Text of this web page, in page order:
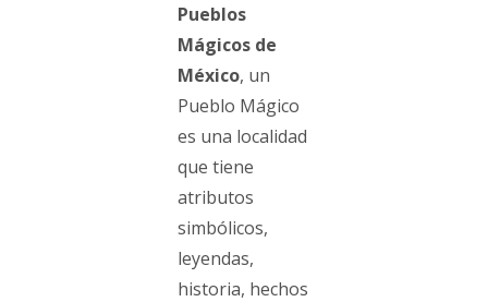
Pueblos
Mágicos de
México, un
Pueblo Mágico
es una localidad
que tiene
atributos
simbólicos,
leyendas,
historia, hechos